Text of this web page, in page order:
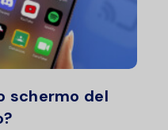
schermo del